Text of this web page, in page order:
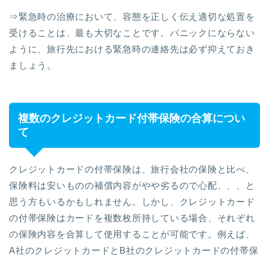
⇒緊急時の治療において、容態を正しく伝え適切な処置を
受けることは、最も大切なことです。パニックにならない
ように、旅行先における緊急時の連絡先は必ず抑えておき
ましょう。
複数のクレジットカード付帯保険の合算につい
て
クレジットカードの付帯保険は、旅行会社の保険と比べ、
保険料は安いものの補償内容がやや劣るので心配、、、と
思う方もいるかもしれません。しかし、クレジットカード
の付帯保険はカードを複数枚所持している場合、それぞれ
の保険内容を合算して使用することが可能です。例えば、
A社のクレジットカードとB社のクレジットカードの付帯保